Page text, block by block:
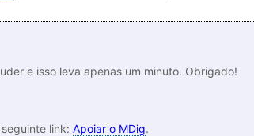
e isso leva apenas um minuto. Obrigado!
link: Apoiar o MDig.